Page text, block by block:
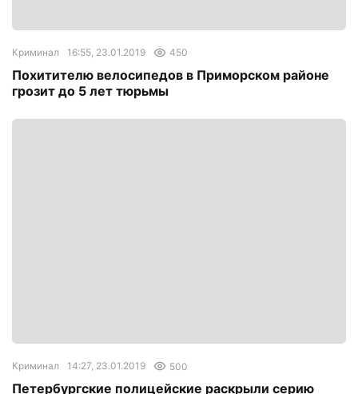
Криминал 16:55, 23.01.2019 450
Похитителю велосипедов в Приморском районе
грозит до 5 лет тюрьмы
Криминал 14:27, 23.01.2019 500
Петербургские полицейские раскрыли серию